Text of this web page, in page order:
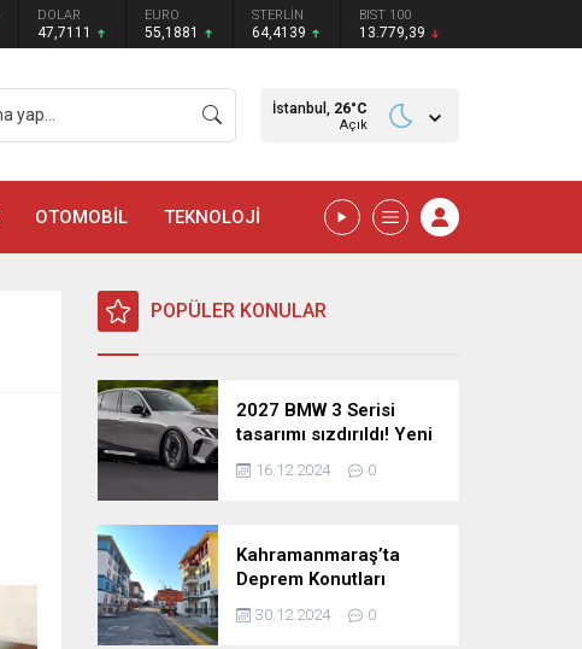
DOLAR
47,7111
EURO
55,1881
STERLİN
64,4139
BIST 100
13.779,39
İstanbul, 26°C
Açık
OTOMOBİL TEKNOLOJİ
POPÜLER KONULAR
2027 BMW 3 Serisi
tasarımı sızdırıldı! Yeni
nesil sedan’dan
şaşırtıcı yenilikler!
16.12.2024 0
Kahramanmaraş’ta
Deprem Konutları
2025’te Teslim Edilecek
30.12.2024 0